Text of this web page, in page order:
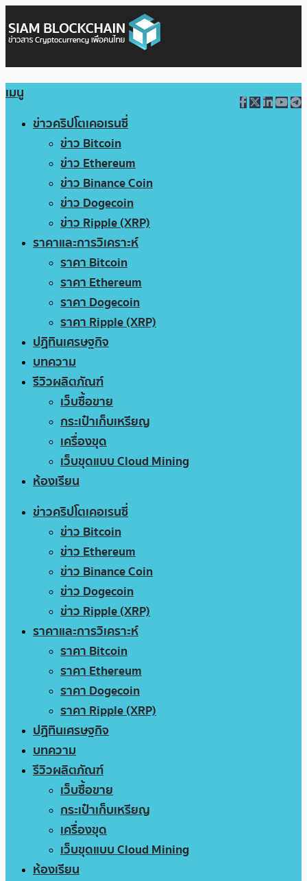
เมนู
ข่าวคริปโตเคอเรนซี่
ข่าว Bitcoin
ข่าว Ethereum
ข่าว Binance Coin
ข่าว Dogecoin
ข่าว Ripple (XRP)
ราคาและการวิเคราะห์
ราคา Bitcoin
ราคา Ethereum
ราคา Dogecoin
ราคา Ripple (XRP)
ปฏิทินเศรษฐกิจ
บทความ
รีวิวผลิตภัณฑ์
เว็บซื้อขาย
กระเป๋าเก็บเหรียญ
เครื่องขุด
เว็บขุดแบบ Cloud Mining
ห้องเรียน
ข่าวคริปโตเคอเรนซี่
ข่าว Bitcoin
ข่าว Ethereum
ข่าว Binance Coin
ข่าว Dogecoin
ข่าว Ripple (XRP)
ราคาและการวิเคราะห์
ราคา Bitcoin
ราคา Ethereum
ราคา Dogecoin
ราคา Ripple (XRP)
ปฏิทินเศรษฐกิจ
บทความ
รีวิวผลิตภัณฑ์
เว็บซื้อขาย
กระเป๋าเก็บเหรียญ
เครื่องขุด
เว็บขุดแบบ Cloud Mining
ห้องเรียน